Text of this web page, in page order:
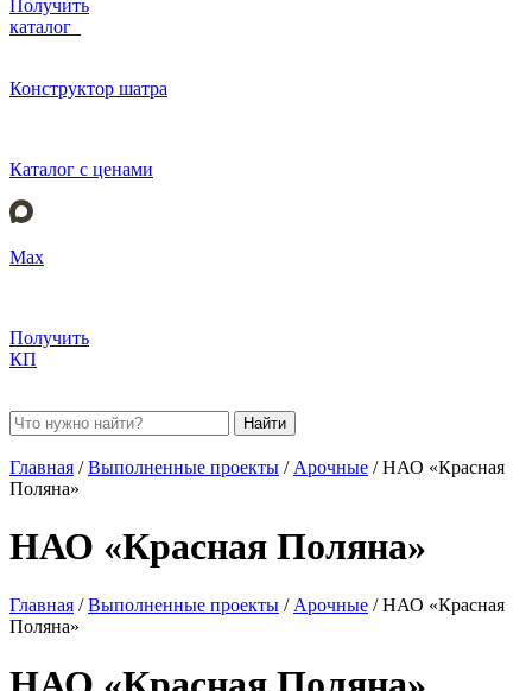
Получить
каталог
Конструктор шатра
Каталог с ценами
Max
Получить
КП
Найти
Главная /Выполненные проекты / Арочные /НАО «Красная
Поляна»
НАО «Красная Поляна»
Главная /Выполненные проекты / Арочные /НАО «Красная
Поляна»